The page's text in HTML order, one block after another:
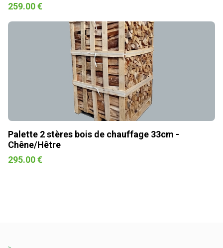
259.00 €
Palette 2 stères bois de chauffage 33cm -
Chêne/Hêtre
295.00 €